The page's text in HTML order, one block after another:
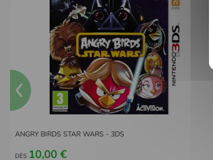
ANGRY BIRDS STAR WARS - 3DS
DÈS 10,00 €